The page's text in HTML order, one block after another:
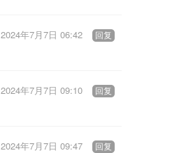
2024年7月7日 06:42 回复
2024年7月7日 09:10 回复
2024年7月7日 09:47 回复